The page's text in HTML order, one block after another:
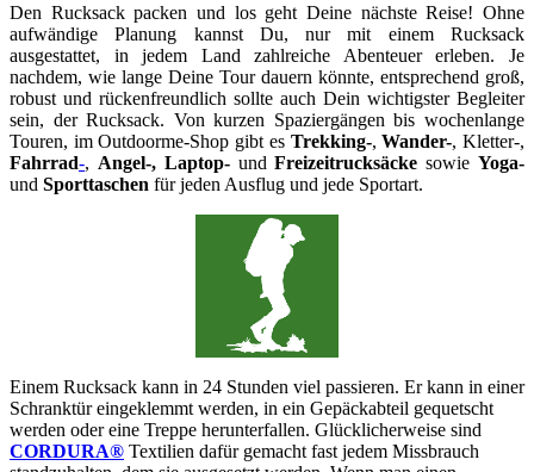
Den Rucksack packen und los geht Deine nächste Reise! Ohne
aufwändige Planung kannst Du, nur mit einem Rucksack
ausgestattet, in jedem Land zahlreiche Abenteuer erleben. Je
nachdem, wie lange Deine Tour dauern könnte, entsprechend groß,
robust und rückenfreundlich sollte auch Dein wichtigster Begleiter
sein, der Rucksack. Von kurzen Spaziergängen bis wochenlange
Touren, im Outdoorme-Shop gibt es Trekking-,Wander-, Kletter-,
Fahrrad-, Angel-, Laptop-undFreizeitrucksäcke sowieYoga-
und Sporttaschen für jeden Ausflug und jede Sportart.
Einem Rucksack kann in 24 Stunden viel passieren. Er kann in einer
Schranktür eingeklemmt werden, in ein Gepäckabteil gequetscht
werden oder eine Treppe herunterfallen. Glücklicherweise sind
CORDURA® Textilien dafür gemacht fast jedem Missbrauch